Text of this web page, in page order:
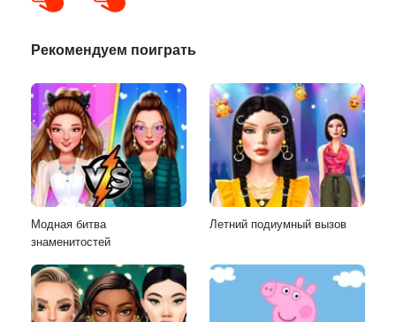
Рекомендуем поиграть
Модная битва
знаменитостей
Летний подиумный вызов